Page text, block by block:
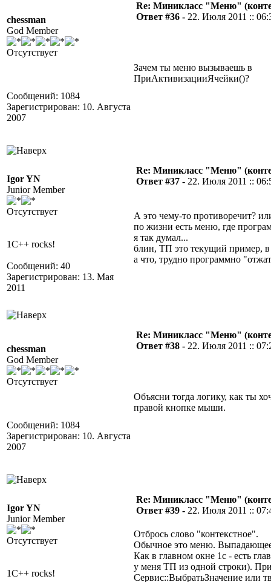
chessman
God Member
Отсутствует
Сообщений: 1084
Зарегистрирован: 10. Августа
2007
Re: Миникласс "Меню"
Ответ #36 - 22. Июля 2011 ::
Зачем ты меню вызываешь в
ПриАктивизацииЯчейки()?
Igor YN
Junior Member
Отсутствует
1C++ rocks!
Сообщений: 40
Зарегистрирован: 13. Мая
2011
Re: Миникласс "Меню"
Ответ #37 - 22. Июля 2011 ::
А это чему-то противоречит?
по жизни есть меню, где
я так думал...
блин, ТП это текущий пример,
а что, трудно программно
chessman
God Member
Отсутствует
Сообщений: 1084
Зарегистрирован: 10. Августа
2007
Re: Миникласс "Меню"
Ответ #38 - 22. Июля 2011 ::
Объясни тогда логику, как ты
правой кнопке мыши.
Igor YN
Junior Member
Отсутствует
1C++ rocks!
Re: Миникласс "Меню"
Ответ #39 - 22. Июля 2011 ::
Отбрось слово "контекстное".
Обычное это меню.
Как в главном окне 1с - есть
у меня ТП из одной строки).
Сервис::ВыбратьЗначение или